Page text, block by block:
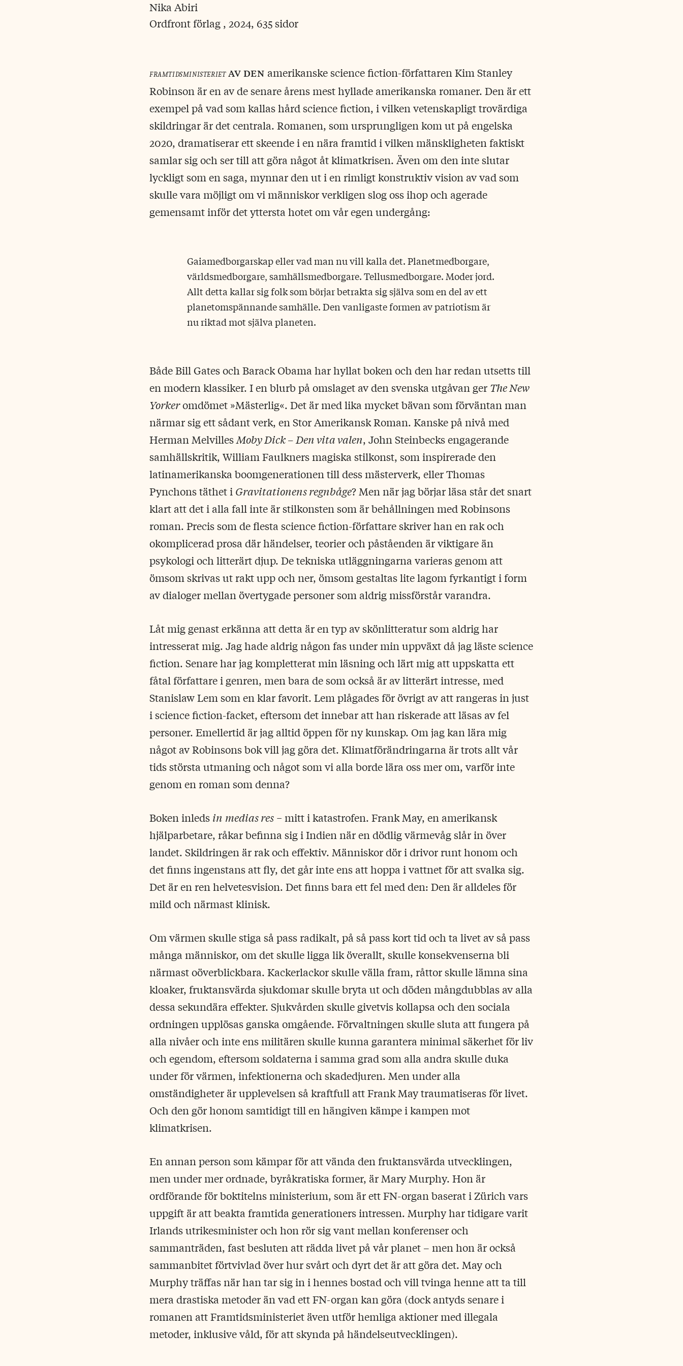
Nika Abiri
Ordfront förlag , 2024, 635 sidor
framtidsministerietav den amerikanske science fiction-författaren Kim Stanley
Robinson är en av de senare årens mest hyllade amerikanska romaner. Den är ett
exempel på vad som kallas hård science fiction, i vilken vetenskapligt trovärdiga
skildringar är det centrala. Romanen, som ursprungligen kom ut på engelska
2020, dramatiserar ett skeende i en nära framtid i vilken mänskligheten faktiskt
samlar sig och ser till att göra något åt klimatkrisen. Även om den inte slutar
lyckligt som en saga, mynnar den ut i en rimligt konstruktiv vision av vad som
skulle vara möjligt om vi människor verkligen slog oss ihop och agerade
gemensamt inför det yttersta hotet om vår egen undergång:
Gaiamedborgarskap eller vad man nu vill kalla det. Planetmedborgare,
världsmedborgare, samhällsmedborgare. Tellusmedborgare. Moder jord.
Allt detta kallar sig folk som börjar betrakta sig själva som en del av ett
planetomspännande samhälle. Den vanligaste formen av patriotism är
nu riktad mot själva planeten.
Både Bill Gates och Barack Obama har hyllat boken och den har redan utsetts till
en modern klassiker. I en blurb på omslaget av den svenska utgåvan ger The New
Yorkeromdömet »Mästerlig«. Det är med lika mycket bävan som förväntan man
närmar sig ett sådant verk, en Stor Amerikansk Roman. Kanske på nivå med
Herman MelvillesMoby Dick – Den vita valen, John Steinbecks engagerande
samhällskritik, William Faulkners magiska stilkonst, som inspirerade den
latinamerikanska boomgenerationen till dess mästerverk, eller Thomas
Pynchons täthet i Gravitationens regnbåge? Men när jag börjar läsa står det snart
klart att det i alla fall inte är stilkonsten som är behållningen med Robinsons
roman. Precis som de flesta science fiction-författare skriver han en rak och
okomplicerad prosa där händelser, teorier och påståenden är viktigare än
psykologi och litterärt djup. De tekniska utläggningarna varieras genom att
ömsom skrivas ut rakt upp och ner, ömsom gestaltas lite lagom fyrkantigt i form
av dialoger mellan övertygade personer som aldrig missförstår varandra.
Låt mig genast erkänna att detta är en typ av skönlitteratur som aldrig har
intresserat mig. Jag hade aldrig någon fas under min uppväxt då jag läste science
fiction. Senare har jag kompletterat min läsning och lärt mig att uppskatta ett
fåtal författare i genren, men bara de som också är av litterärt intresse, med
Stanislaw Lem som en klar favorit. Lem plågades för övrigt av att rangeras in just
i science fiction-facket, eftersom det innebar att han riskerade att läsas av fel
personer. Emellertid är jag alltid öppen för ny kunskap. Om jag kan lära mig
något av Robinsons bok vill jag göra det. Klimatförändringarna är trots allt vår
tids största utmaning och något som vi alla borde lära oss mer om, varför inte
genom en roman som denna?
Boken inleds in medias res − mitt i katastrofen. Frank May, en amerikansk
hjälparbetare, råkar befinna sig i Indien när en dödlig värmevåg slår in över
landet. Skildringen är rak och effektiv. Människor dör i drivor runt honom och
det finns ingenstans att fly, det går inte ens att hoppa i vattnet för att svalka sig.
Det är en ren helvetesvision. Det finns bara ett fel med den: Den är alldeles för
mild och närmast klinisk.
Om värmen skulle stiga så pass radikalt, på så pass kort tid och ta livet av så pass
många människor, om det skulle ligga lik överallt, skulle konsekvenserna bli
närmast oöverblickbara. Kackerlackor skulle välla fram, råttor skulle lämna sina
kloaker, fruktansvärda sjukdomar skulle bryta ut och döden mångdubblas av alla
dessa sekundära effekter. Sjukvården skulle givetvis kollapsa och den sociala
ordningen upplösas ganska omgående. Förvaltningen skulle sluta att fungera på
alla nivåer och inte ens militären skulle kunna garantera minimal säkerhet för liv
och egendom, eftersom soldaterna i samma grad som alla andra skulle duka
under för värmen, infektionerna och skadedjuren. Men under alla
omständigheter är upplevelsen så kraftfull att Frank May traumatiseras för livet.
Och den gör honom samtidigt till en hängiven kämpe i kampen mot
klimatkrisen.
En annan person som kämpar för att vända den fruktansvärda utvecklingen,
men under mer ordnade, byråkratiska former, är Mary Murphy. Hon är
ordförande för boktitelns ministerium, som är ett FN-organ baserat i Zürich vars
uppgift är att beakta framtida generationers intressen. Murphy har tidigare varit
Irlands utrikesminister och hon rör sig vant mellan konferenser och
sammanträden, fast besluten att rädda livet på vår planet – men hon är också
sammanbitet förtvivlad över hur svårt och dyrt det är att göra det. May och
Murphy träffas när han tar sig in i hennes bostad och vill tvinga henne att ta till
mera drastiska metoder än vad ett FN-organ kan göra (dock antyds senare i
romanen att Framtidsministeriet även utför hemliga aktioner med illegala
metoder, inklusive våld, för att skynda på händelseutvecklingen).